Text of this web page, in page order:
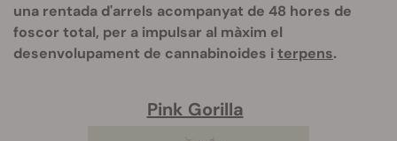
una rentada d'arrels acompanyat de 48 hores de
foscor total, per a impulsar al màxim el
desenvolupament de cannabinoides iterpens.
Pink Gorilla